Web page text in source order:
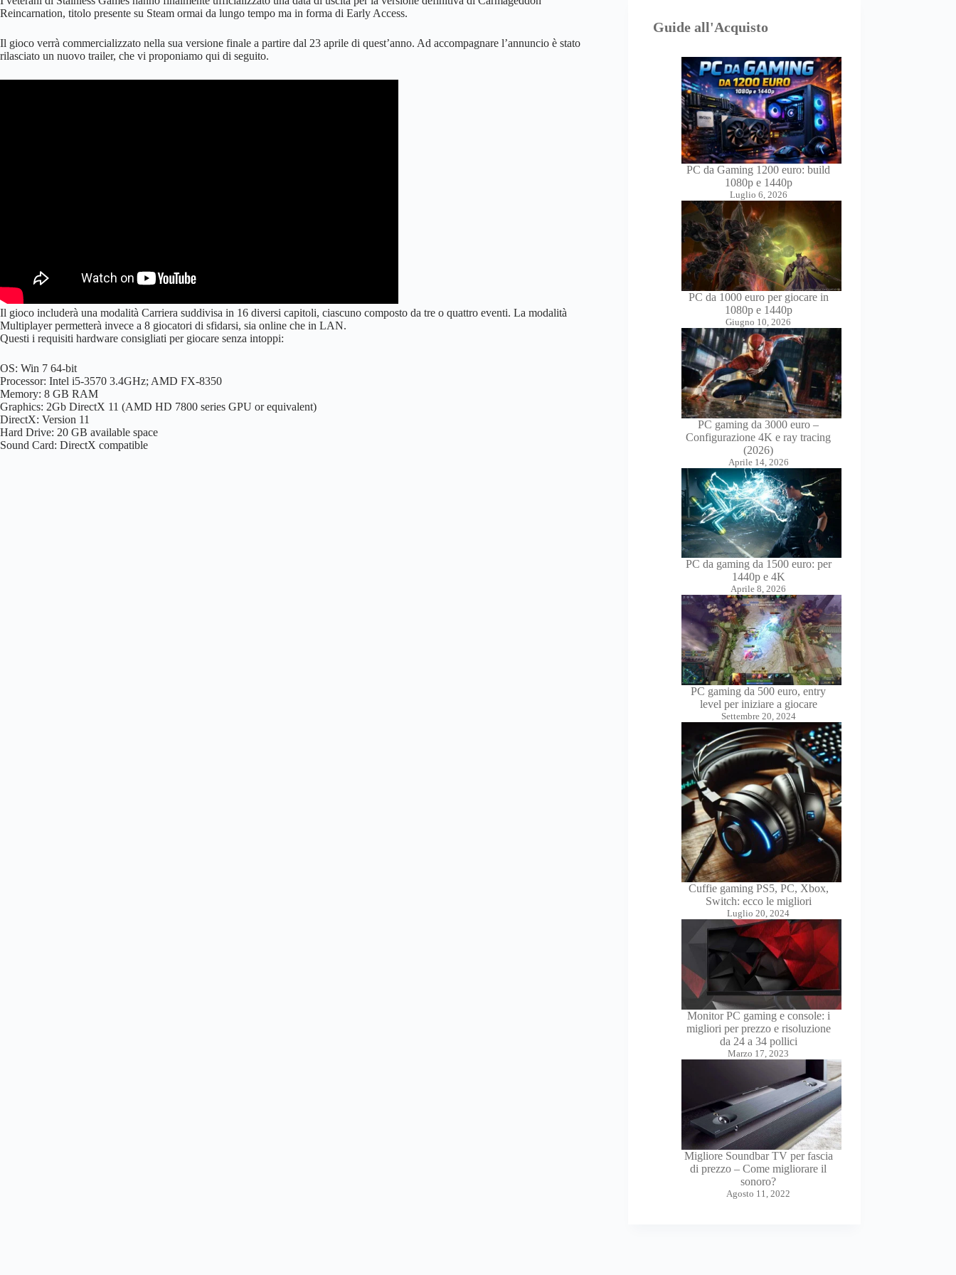
Reincarnation, titolo presente su Steam ormai da lungo tempo ma in forma di Early Access.
Il gioco verrà commercializzato nella sua versione finale a partire dal 23 aprile di quest’anno. Ad accompagnare l’annuncio è stato
rilasciato un nuovo trailer, che vi proponiamo qui di seguito.
Il gioco includerà una modalità Carriera suddivisa in 16 diversi capitoli, ciascuno composto da tre o quattro eventi. La modalità
Multiplayer permetterà invece a 8 giocatori di sfidarsi, sia online che in LAN.
Questi i requisiti hardware consigliati per giocare senza intoppi:
OS: Win 7 64-bit
Processor: Intel i5-3570 3.4GHz; AMD FX-8350
Memory: 8 GB RAM
Graphics: 2Gb DirectX 11 (AMD HD 7800 series GPU or equivalent)
DirectX: Version 11
Hard Drive: 20 GB available space
Sound Card: DirectX compatible
Guide all'Acquisto
PC da Gaming 1200 euro: build
1080p e 1440p
Luglio 6, 2026
PC da 1000 euro per giocare in
1080p e 1440p
Giugno 10, 2026
PC gaming da 3000 euro –
Configurazione 4K e ray tracing
(2026)
Aprile 14, 2026
PC da gaming da 1500 euro: per
1440p e 4K
Aprile 8, 2026
PC gaming da 500 euro, entry
level per iniziare a giocare
Settembre 20, 2024
Cuffie gaming PS5, PC, Xbox,
Switch: ecco le migliori
Luglio 20, 2024
Monitor PC gaming e console: i
migliori per prezzo e risoluzione
da 24 a 34 pollici
Marzo 17, 2023
Migliore Soundbar TV per fascia
di prezzo – Come migliorare il
sonoro?
Agosto 11, 2022